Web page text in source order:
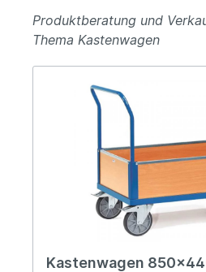
Produktberatung und
Thema Kastenwagen
Kastenwagen